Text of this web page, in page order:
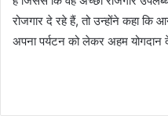
रोजगार दे रहे हैं, तो उन्होंने कहा
अपना पर्यटन को लेकर अहम योगदान